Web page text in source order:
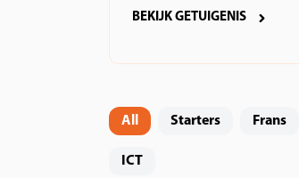
BEKIJK GETUIGENIS
All Starters Frans
ICT